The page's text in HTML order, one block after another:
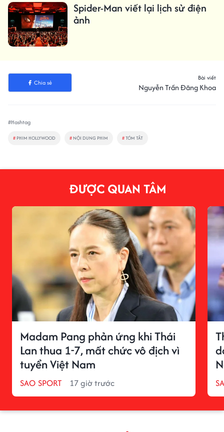
Spider-Man viết lại lịch sử điện
ảnh
Chia sẻ
Bài viết
Nguyễn Trần Đăng Khoa
#Hashtag
# PHIM HOLLYWOOD # NỘI DUNG PHIM #TÓM TẮT
ĐƯỢC QUAN TÂM
Madam Pang phản ứng khi Thái
Lan thua 1-7, mất chức vô địch vì
tuyển Việt Nam
SAO SPORT 17 giờ trước